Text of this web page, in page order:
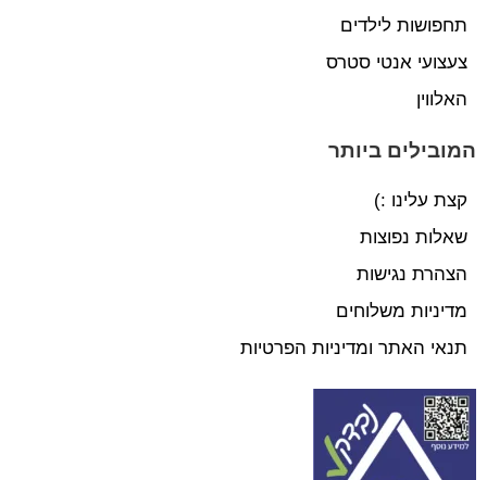
תחפושות לילדים
צעצועי אנטי סטרס
האלווין
המובילים ביותר
קצת עלינו :)
שאלות נפוצות
הצהרת נגישות
מדיניות משלוחים
תנאי האתר ומדיניות הפרטיות